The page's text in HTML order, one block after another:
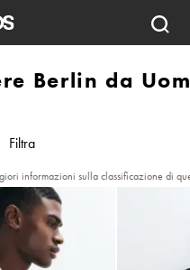
Berlin da
Filtra
informazioni sulla classificazione di